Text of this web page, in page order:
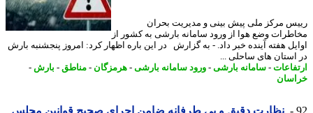
مرکز ملی پیش بینی و مدیریت بحران
وضع هوا از ورود سامانه بارشی به کشور از
هفته آینده خبر داد. - به گزارش در این باره اظهار کرد: امروز پنجشنبه بارش
های ساحلی ...
-سامانه بارشی -ورود سامانه بارشی -هرمزگان -مناطق-بارش-